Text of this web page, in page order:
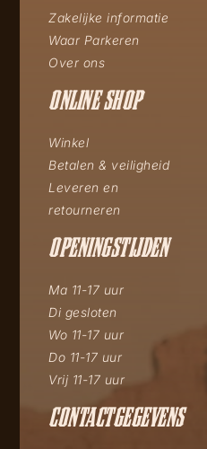
Zakelijke informatie
Waar Parkeren
Over ons
ONLINE SHOP
Winkel
Betalen & veiligheid
Leveren en
retourneren
OPENINGSTIJDEN
Ma 11-17 uur
Di gesloten
Wo 11-17 uur
Do 11-17 uur
Vrij 11-17 uur
CONTACTGEGEVENS